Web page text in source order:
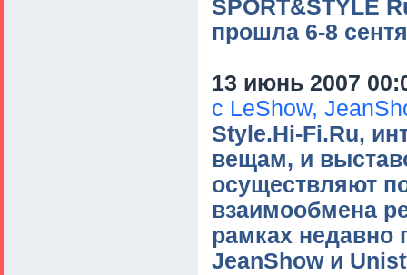
SPORT&STYLE
прошла 6-8
13 июнь 2007
с LeShow,
Style.Hi-Fi.Ru,
вещам, и
осуществляют
взаимообмена
рамках недавно
JeanShow и